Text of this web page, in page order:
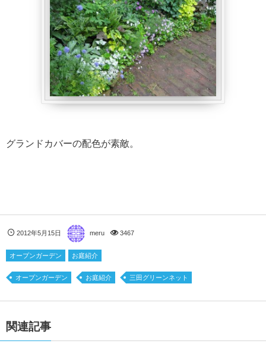
グランドカバーの配色が素敵。
2012年5月15日 meru 3467
オープンガーデン お庭紹介
オープンガーデン お庭紹介 三田グリーンネット
関連記事